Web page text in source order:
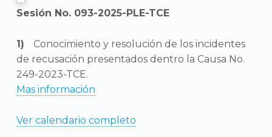
Sesión No. 093-2025-PLE-TCE
Conocimiento y resolución de los incidentes
de recusación presentados dentro la Causa No.
249-2023-TCE.
Mas información
Ver calendario completo